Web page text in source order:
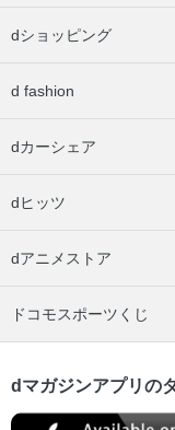
dショッピング
d fashion
dカーシェア
dヒッツ
dアニメストア
ドコモスポーツくじ
dマガジンアプリの